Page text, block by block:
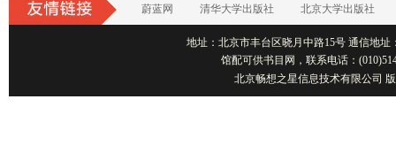
蔚蓝网 清华大学出版社 北京大学出版社
地址：北京市丰台区晓月中路15号 通信地址
馆配可供书目网，联系电话：
北京畅想之星信息技术有限公司